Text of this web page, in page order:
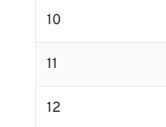
10
11
12